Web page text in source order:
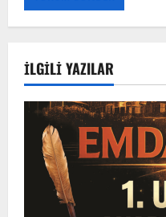
İLGILI YAZILAR